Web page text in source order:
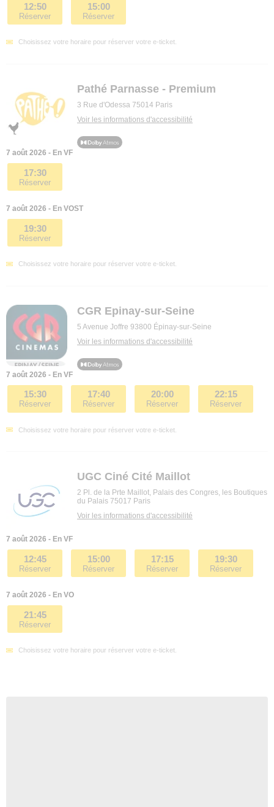
12:50
Réserver
15:00
Réserver
Choisissez votre horaire pour réserver votre e-ticket.
Pathé Parnasse - Premium
3 Rue d'Odessa 75014 Paris
Voir les informations d'accessibilité
7 août 2026 - En VF
17:30
Réserver
7 août 2026 - En VOST
19:30
Réserver
Choisissez votre horaire pour réserver votre e-ticket.
CGR Epinay-sur-Seine
5 Avenue Joffre 93800 Épinay-sur-Seine
Voir les informations d'accessibilité
7 août 2026 - En VF
15:30
Réserver
17:40
Réserver
20:00
Réserver
22:15
Réserver
Choisissez votre horaire pour réserver votre e-ticket.
UGC Ciné Cité Maillot
2 Pl. de la Prte Maillot, Palais des Congres, les Boutiques
du Palais 75017 Paris
Voir les informations d'accessibilité
7 août 2026 - En VF
12:45
Réserver
15:00
Réserver
17:15
Réserver
19:30
Réserver
7 août 2026 - En VO
21:45
Réserver
Choisissez votre horaire pour réserver votre e-ticket.